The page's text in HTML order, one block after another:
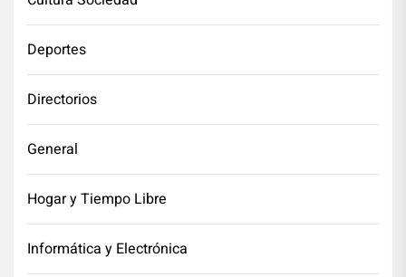
Deportes
Directorios
General
Hogar y Tiempo Libre
Informática y Electrónica